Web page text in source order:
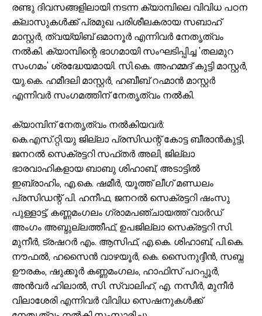
രണ്ടു ദിവസങ്ങളിലായി നടന്ന ക്യാമ്പിലെ വിവിധ പഠന
ക്ലാസുകൾക്ക് പ്രമുഖ പരിശീലകരായ സബാഹ്
മാസ്റ്റർ, ത്വയ്യിബ് ഒമാനൂർ എന്നിവർ നേതൃത്വം
നൽകി. ക്യാമ്പിന്റെ ഭാഗമായി സംഘടിപ്പിച്ച 'തലമുറ
സംഗമം' ശ്രദ്ധേയമായി. സി.കെ. അഹമ്മദ് കുട്ടി മാസ്റ്റർ,
യു.കെ. ഹമീദലി മാസ്റ്റർ, ഹബീബ് റഹ്മാൻ മാസ്റ്റർ
എന്നിവർ സംഗമത്തിന് നേതൃത്വം നൽകി.
ക്യാമ്പിന് നേതൃത്വം നൽകിയവർ:
കെ.എസ്.റ്റി.യു ജില്ലാ പ്രസിഡന്റ് കോട്ട ബീരാൻകുട്ടി,
ജനറൽ സെക്രട്ടറി സഫ്തർ അലി, ജില്ലാ
ഭാരവാഹികളായ ബാബു ശിഹാബ്, അടാട്ടിൽ
ഇബ്രാഹിം, എ.കെ. ഷമീർ, യൂത്ത് ലീഗ് മണ്ഡലം
പ്രസിഡന്റ് പി. ഹനീഫ, ജനറൽ സെക്രട്ടറി ഷംസു
പുള്ളാട്ട്, കണ്ണമംഗലം ഗ്രാമപഞ്ചായത്ത് വാർഡ്
അംഗം അബ്ദുല്ലത്തീഫ്, ഉപജില്ലാ സെക്രട്ടറി സി.
മുനീർ, ട്രഷറർ എം. ആസിഫ്, എ.കെ. ശിഹാബ്, പി.കെ.
നൗഫൽ, ഹസൈൻ വാഴയൂർ, കെ. സൈനുദ്ദീൻ, സബ്ന
ഊരകം, ഷുക്കൂർ കണ്ണമംഗലം, ഹാഫിസ് പറപ്പൂർ,
അൻവർ ഹിലാൽ, സി. സ്വാലിഹ്, എ. നസീർ, മുനീർ
വിലാശേരി എന്നിവർ വിവിധ സെഷനുകൾക്ക്